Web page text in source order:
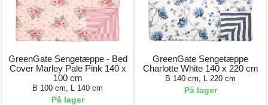
GreenGate Sengetæppe - Bed
Cover Marley Pale Pink 140 x
100 cm
B 100 cm, L 140 cm
På lager
GreenGate Sengetæppe
Charlotte White 140 x 220 cm
B 140 cm, L 220 cm
På lager